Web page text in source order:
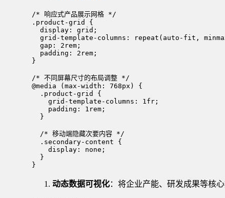
/* 响应式产品展示网格 */
.product-grid {
display: grid;
grid-template-columns: repeat(auto-fit,
gap: 2rem;
padding: 2rem;
}
/* 不同屏幕尺寸的布局调整 */
@media (max-width: 768px) {
.product-grid {
grid-template-columns: 1fr;
padding: 1rem;
}
/* 移动端隐藏次要内容 */
.secondary-content {
display: none;
}
}
动态数据可视化：将企业产能、研发成果等核